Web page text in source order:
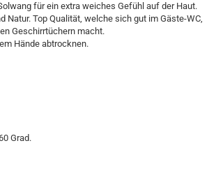
für ein extra weiches Gefühl auf der Haut.
Natur. Top Qualität, welche sich gut im Gäste-WC,
Geschirrtüchern macht.
Hände abtrocknen.
Grad.